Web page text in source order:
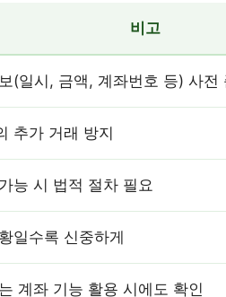
비고
(일시, 금액, 계좌번호 등) 사전
추가 거래 방지
능 시 법적 절차 필요
일수록 신중하게
계좌 기능 활용 시에도 확인